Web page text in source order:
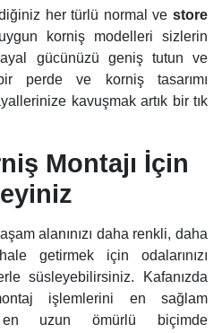
her türlü normal ve store
korniş modelleri sizlerin
gücünüzü geniş tutun ve
perde ve korniş tasarımı
kavuşmak artık bir tık
Montajı İçin
alanınızı daha renkli, daha
getirmek için odalarınızı
süsleyebilirsiniz. Kafanızda
işlemlerini en sağlam
en uzun ömürlü biçimde